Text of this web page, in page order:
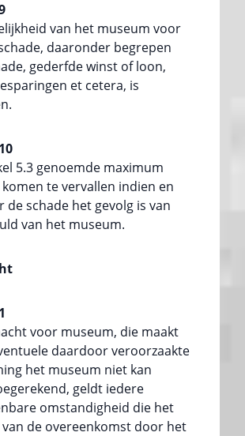
van het museum voor
daaronder begrepen
gederfde winst of loon,
et cetera, is
5.3 genoemde maximum
te vervallen indien en
de schade het gevolg is van
van het museum.
voor museum, die maakt
daardoor veroorzaakte
het museum niet kan
geldt iedere
omstandigheid die het
de overeenkomst door het